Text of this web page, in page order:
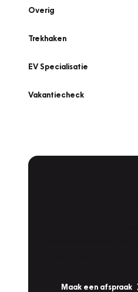
Overig
Trekhaken
EV Specialisatie
Vakantiecheck
Maak een afspraak